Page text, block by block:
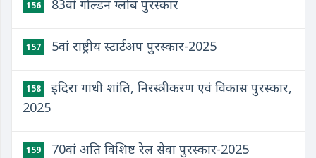
156 83वां गोल्डन ग्लोब पुरस्कार
157 5वां राष्ट्रीय स्टार्टअप पुरस्कार-2025
158
इंदिरा गांधी शांति, निरस्त्रीकरण एवं विकास पुरस्कार,
2025
159 70वां अति विशिष्ट रेल सेवा पुरस्कार-2025